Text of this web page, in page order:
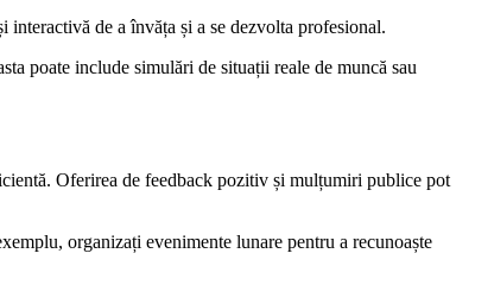
de a învăța și a se dezvolta profesional.
poate include simulări de situații reale de muncă sau
Oferirea de feedback pozitiv și mulțumiri publice pot
organizați evenimente lunare pentru a recunoaște